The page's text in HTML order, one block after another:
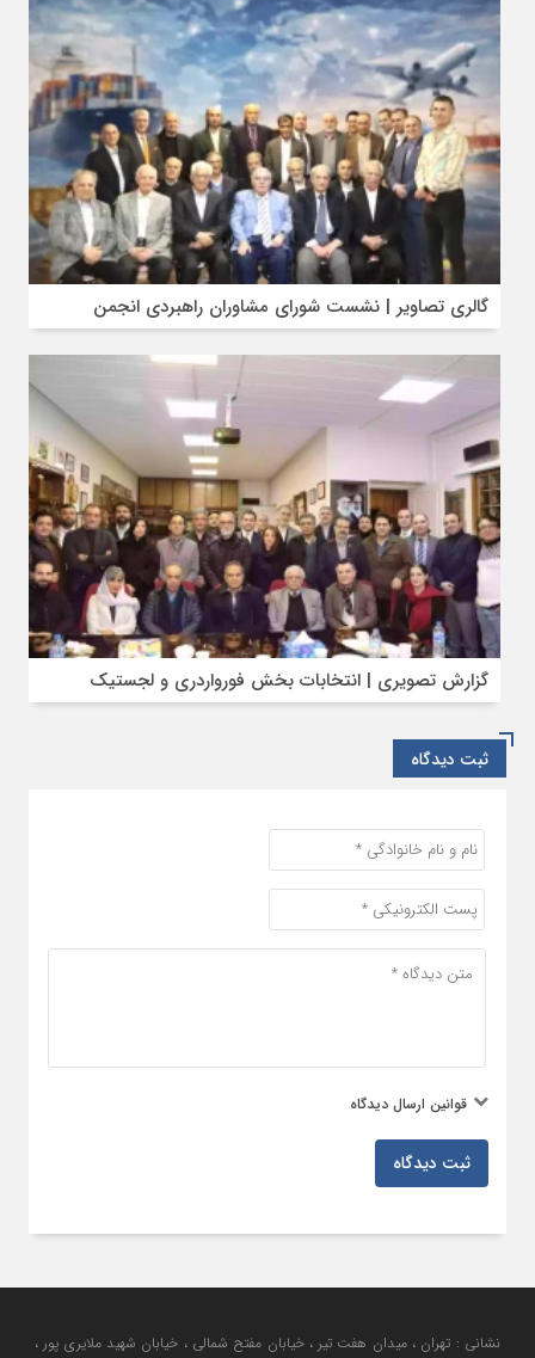
گالری تصاویر | نشست شورای مشاوران راهبردی انجمن
گزارش تصویری | انتخابات بخش فورواردری و لجستیک
ثبت دیدگاه
قوانین ارسال دیدگاه
ثبت دیدگاه
نشانی : تهران ، میدان هفت تیر ، خیابان مفتح شمالی ، خیابان شهید ملایری پور ،